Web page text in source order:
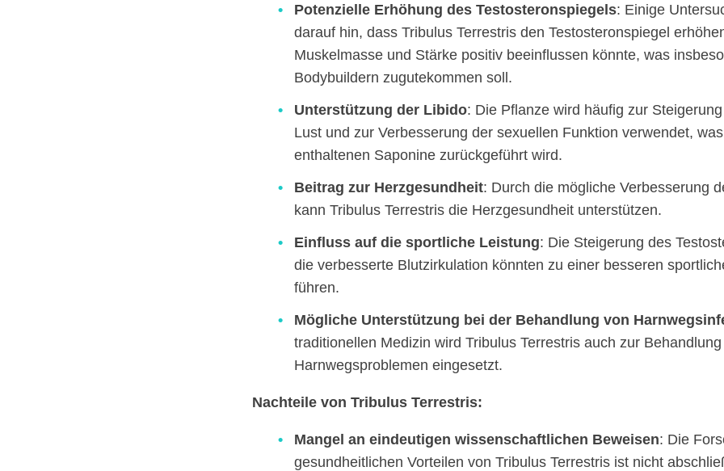
Potenzielle Erhöhung des Testosteronspiegels: Einige
darauf hin, dass Tribulus Terrestris den Testosteronspiegel
Muskelmasse und Stärke positiv beeinflussen könnte, was
Bodybuildern zugutekommen soll.
Unterstützung der Libido: Die Pflanze wird häufig zur
Lust und zur Verbesserung der sexuellen Funktion verwendet,
enthaltenen Saponine zurückgeführt wird.
Beitrag zur Herzgesundheit: Durch die mögliche Verbesserung
kann Tribulus Terrestris die Herzgesundheit unterstützen.
Einfluss auf die sportliche Leistung: Die Steigerung des
die verbesserte Blutzirkulation könnten zu einer besseren
führen.
Mögliche Unterstützung bei der Behandlung von
traditionellen Medizin wird Tribulus Terrestris auch zur
Harnwegsproblemen eingesetzt.
Nachteile von Tribulus Terrestris:
Mangel an eindeutigen wissenschaftlichen Beweisen: Die
gesundheitlichen Vorteilen von Tribulus Terrestris ist nicht